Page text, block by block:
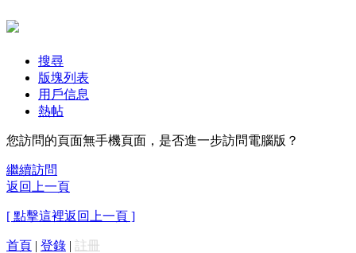
搜尋
版塊列表
用戶信息
熱帖
您訪問的頁面無手機頁面，是否進一步訪問電腦版？
繼續訪問
返回上一頁
[ 點擊這裡返回上一頁 ]
首頁 | 登錄 | 註冊